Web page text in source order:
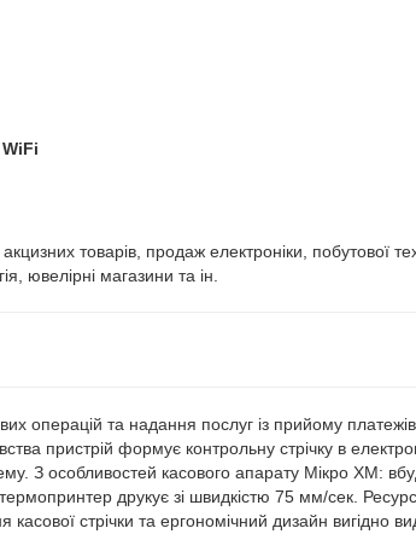
товарів, продаж електроніки, побутової
ювелірні магазини та ін.
операцій та надання послуг із прийому
пристрій формує контрольну стрічку в
З особливостей касового апарату Мікро ХМ:
друкує зі швидкістю 75 мм/сек.
касової стрічки та ергономічний дизайн вигідно